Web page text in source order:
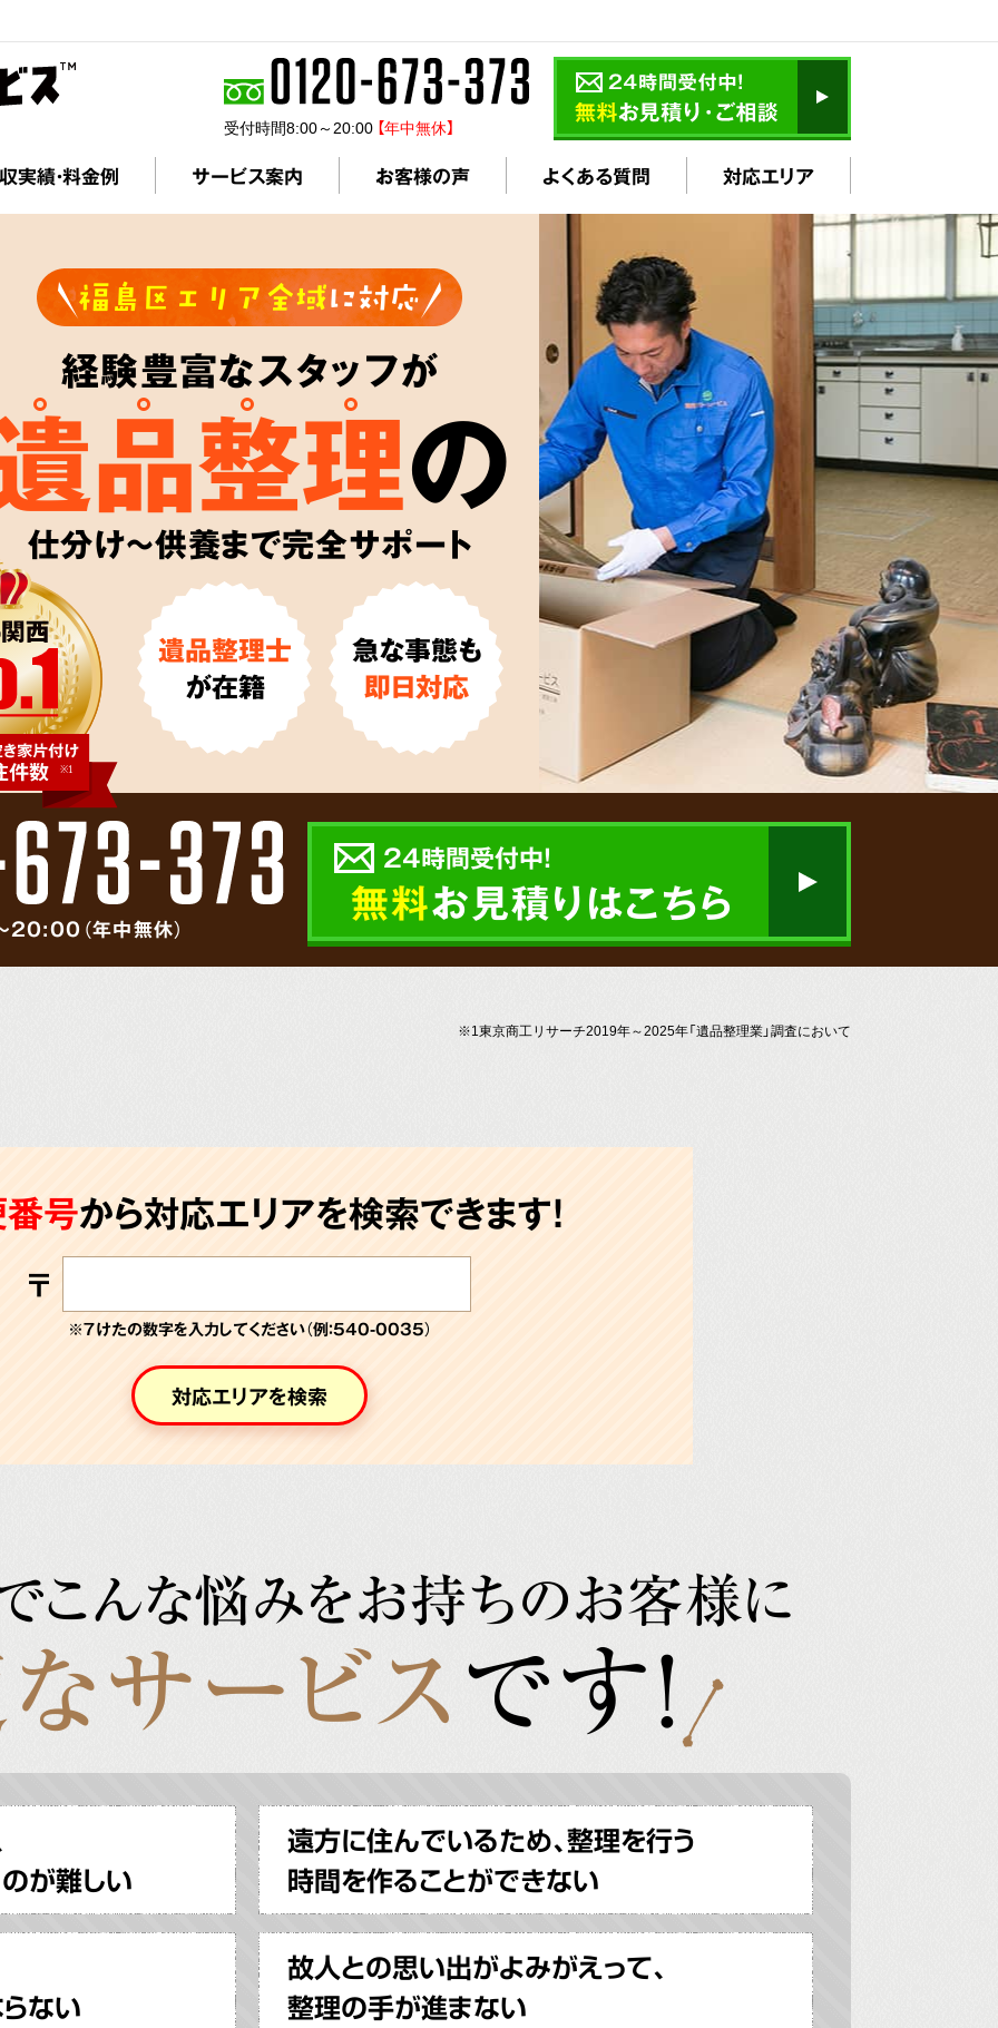
受付時間8:00～20:00 【年中無休】
実績・料金例 サービス案内 お客様の声 よくある質問 対応エリア
福島区エリア全域に対応
経験豊富なスタッフが
品整理の
仕分け～供養まで完全サポート
遺品整理士
が在籍
急な事態も
即日対応
（年中無休）
24時間受付中!
無料お見積りはこちら
※1東京商工リサーチ2019年～2025年「遺品整理業」調査において
号から対応エリアを検索できます!
〒
※７けたの数字を入力してください（例：540-0035）
対応エリアを検索
こんな悩みをお持ちのお客様に
サービスです!
が難しい
遠方に住んでいるため、整理を行う
時間を作ることができない
ない
故人との思い出がよみがえって、
整理の手が進まない